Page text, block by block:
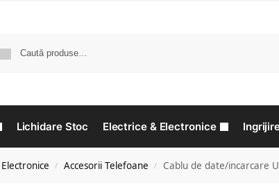
Lichidare Stoc Electrice & Electronice
/ Accesorii Telefoane / Cablu de date/incarcare